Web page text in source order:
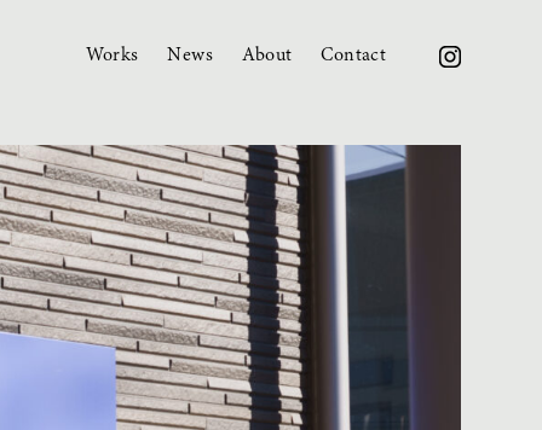
Works News About Contact